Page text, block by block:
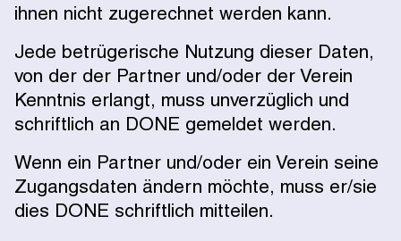
ihnen nicht zugerechnet werden kann.
Jede betrügerische Nutzung dieser Daten,
von der der Partner und/oder der Verein
Kenntnis erlangt, muss unverzüglich und
schriftlich an DONE gemeldet werden.
Wenn ein Partner und/oder ein Verein seine
Zugangsdaten ändern möchte, muss er/sie
dies DONE schriftlich mitteilen.